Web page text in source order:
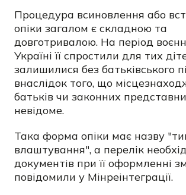
Процедура всиновлення або
опіки загалом є складною та
довготривалою. На період
Україні її спростили для тих
залишилися без батьківського
внаслідок того, що
батьків чи законних
невідоме.
Така форма опіки має назву
влаштування", а перелік
документів при її оформленні
повідомили у Мінреінтеграції.